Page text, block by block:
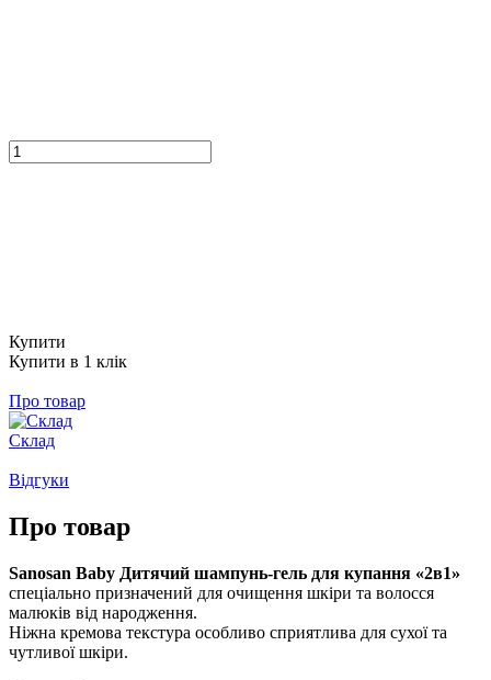
Купити
Купити в 1 клік
Про товар
Склад
Відгуки
Про товар
Sanosan Baby Дитячий шампунь-гель для купання «2в1»
спеціально призначений для очищення шкіри та волосся
малюків від народження.
Ніжна кремова текстура особливо сприятлива для сухої та
чутливої шкіри.